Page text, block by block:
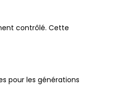
contrôlé. Cette
pour les générations